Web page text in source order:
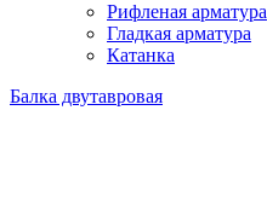
Рифленая арматура
Гладкая арматура
Катанка
Балка двутавровая